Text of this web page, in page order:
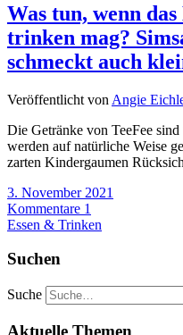
Was tun, wenn
trinken mag?
schmeckt auch
Veröffentlicht von Angie
Die Getränke von TeeFee
werden auf natürliche Weise
zarten Kindergaumen
3. November 2021
Kommentare 1
Essen & Trinken
Suchen
Suche
Aktuelle Themen